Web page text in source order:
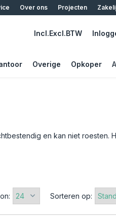
Over ons Projecten
Incl.Excl.BTW
Overige Opkoper
en kan niet roesten.
Sorteren op: